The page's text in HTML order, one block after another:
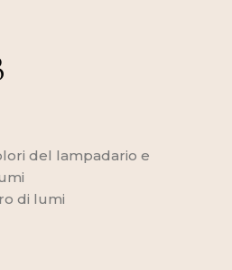
del lampadario e
di lumi